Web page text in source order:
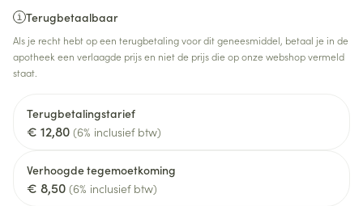
Terugbetaalbaar
Als je recht hebt op een terugbetaling voor dit geneesmiddel, betaal je in de
apotheek een verlaagde prijs en niet de prijs die op onze webshop vermeld
staat.
Terugbetalingstarief
€ 12,80 (6% inclusief btw)
Verhoogde tegemoetkoming
€ 8,50 (6% inclusief btw)